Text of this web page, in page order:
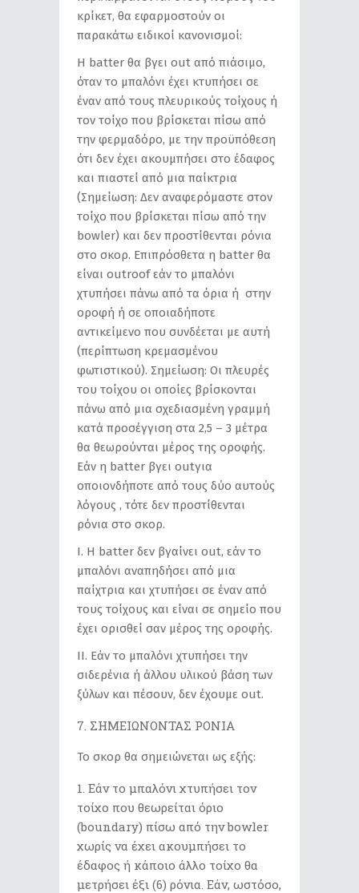
κρίκετ, θα εφαρμοστούν οι
παρακάτω ειδικοί κανονισμοί:
Η batter θα βγει out από πιάσιμο,
όταν το μπαλόνι έχει κτυπήσει σε
έναν από τους πλευρικούς τοίχους ή
τον τοίχο που βρίσκεται πίσω από
την φερμαδόρο, με την προϋπόθεση
ότι δεν έχει ακουμπήσει στο έδαφος
και πιαστεί από μια παίκτρια
(Σημείωση: Δεν αναφερόμαστε στον
τοίχο που βρίσκεται πίσω από την
bowler) και δεν προστίθενται ρόνια
στο σκορ. Επιπρόσθετα η batter θα
είναι outroof εάν το μπαλόνι
χτυπήσει πάνω από τα όρια ή στην
οροφή ή σε οποιαδήποτε
αντικείμενο που συνδέεται με αυτή
(περίπτωση κρεμασμένου
φωτιστικού). Σημείωση: Οι πλευρές
του τοίχου οι οποίες βρίσκονται
πάνω από μια σχεδιασμένη γραμμή
κατά προσέγγιση στα 2,5 – 3 μέτρα
θα θεωρούνται μέρος της οροφής.
Εάν η batter βγει outγια
οποιονδήποτε από τους δύο αυτούς
λόγους , τότε δεν προστίθενται
ρόνια στο σκορ.
Ι. Η batter δεν βγαίνει out, εάν το
μπαλόνι αναπηδήσει από μια
παίχτρια και χτυπήσει σε έναν από
τους τοίχους και είναι σε σημείο που
έχει ορισθεί σαν μέρος της οροφής.
ΙΙ. Εάν το μπαλόνι χτυπήσει την
σιδερένια ή άλλου υλικού βάση των
ξύλων και πέσουν, δεν έχουμε out.
ΣΗΜΕΙΩΝΟΝΤΑΣ ΡΟΝΙΑ
Το σκορ θα σημειώνεται ως εξής:
Εάν το μπαλόνι χτυπήσει τον
τοίχο που θεωρείται όριο
(boundary) πίσω από την bowler
χωρίς να έχει ακουμπήσει το
έδαφος ή κάποιο άλλο τοίχο θα
μετρήσει έξι (6) ρόνια. Εάν, ωστόσο,